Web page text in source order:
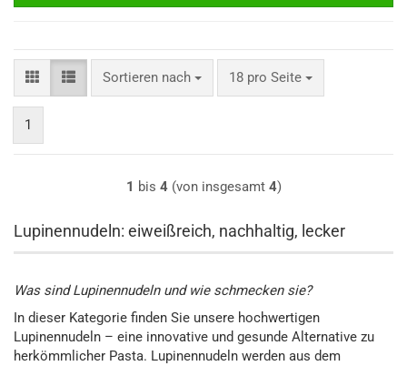
Sortieren nach
Sortieren nach 18 pro Seite
pro Seite
1
1 bis 4(von insgesamt 4)
Lupinennudeln: eiweißreich, nachhaltig, lecker
Was sind Lupinennudeln und wie schmecken sie?
In dieser Kategorie finden Sie unsere hochwertigen
Lupinennudeln – eine innovative und gesunde Alternative zu
herkömmlicher Pasta. Lupinennudeln werden aus dem